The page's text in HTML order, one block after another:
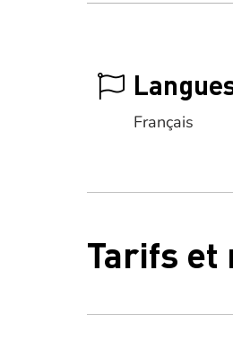
Français
Tarifs et